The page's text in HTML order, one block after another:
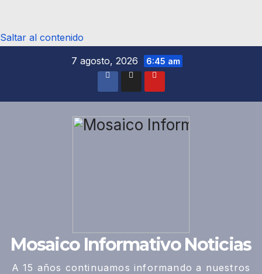
Saltar al contenido
7 agosto, 2026
6:45 am
Mosaico Informativo Noticias
A 15 años continuamos informando a nuestros